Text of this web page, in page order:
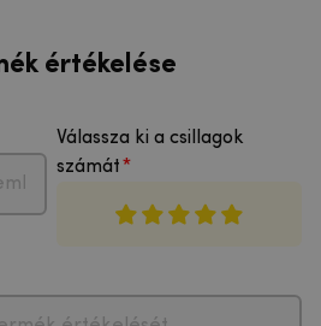
értékelése
Válassza ki a csillagok
számát